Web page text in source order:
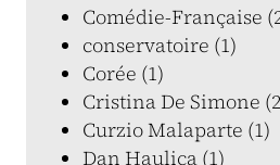
Comédie-Française
conservatoire (1)
Corée (1)
Cristina De Simone
Curzio Malaparte (1)
Dan Haulica (1)